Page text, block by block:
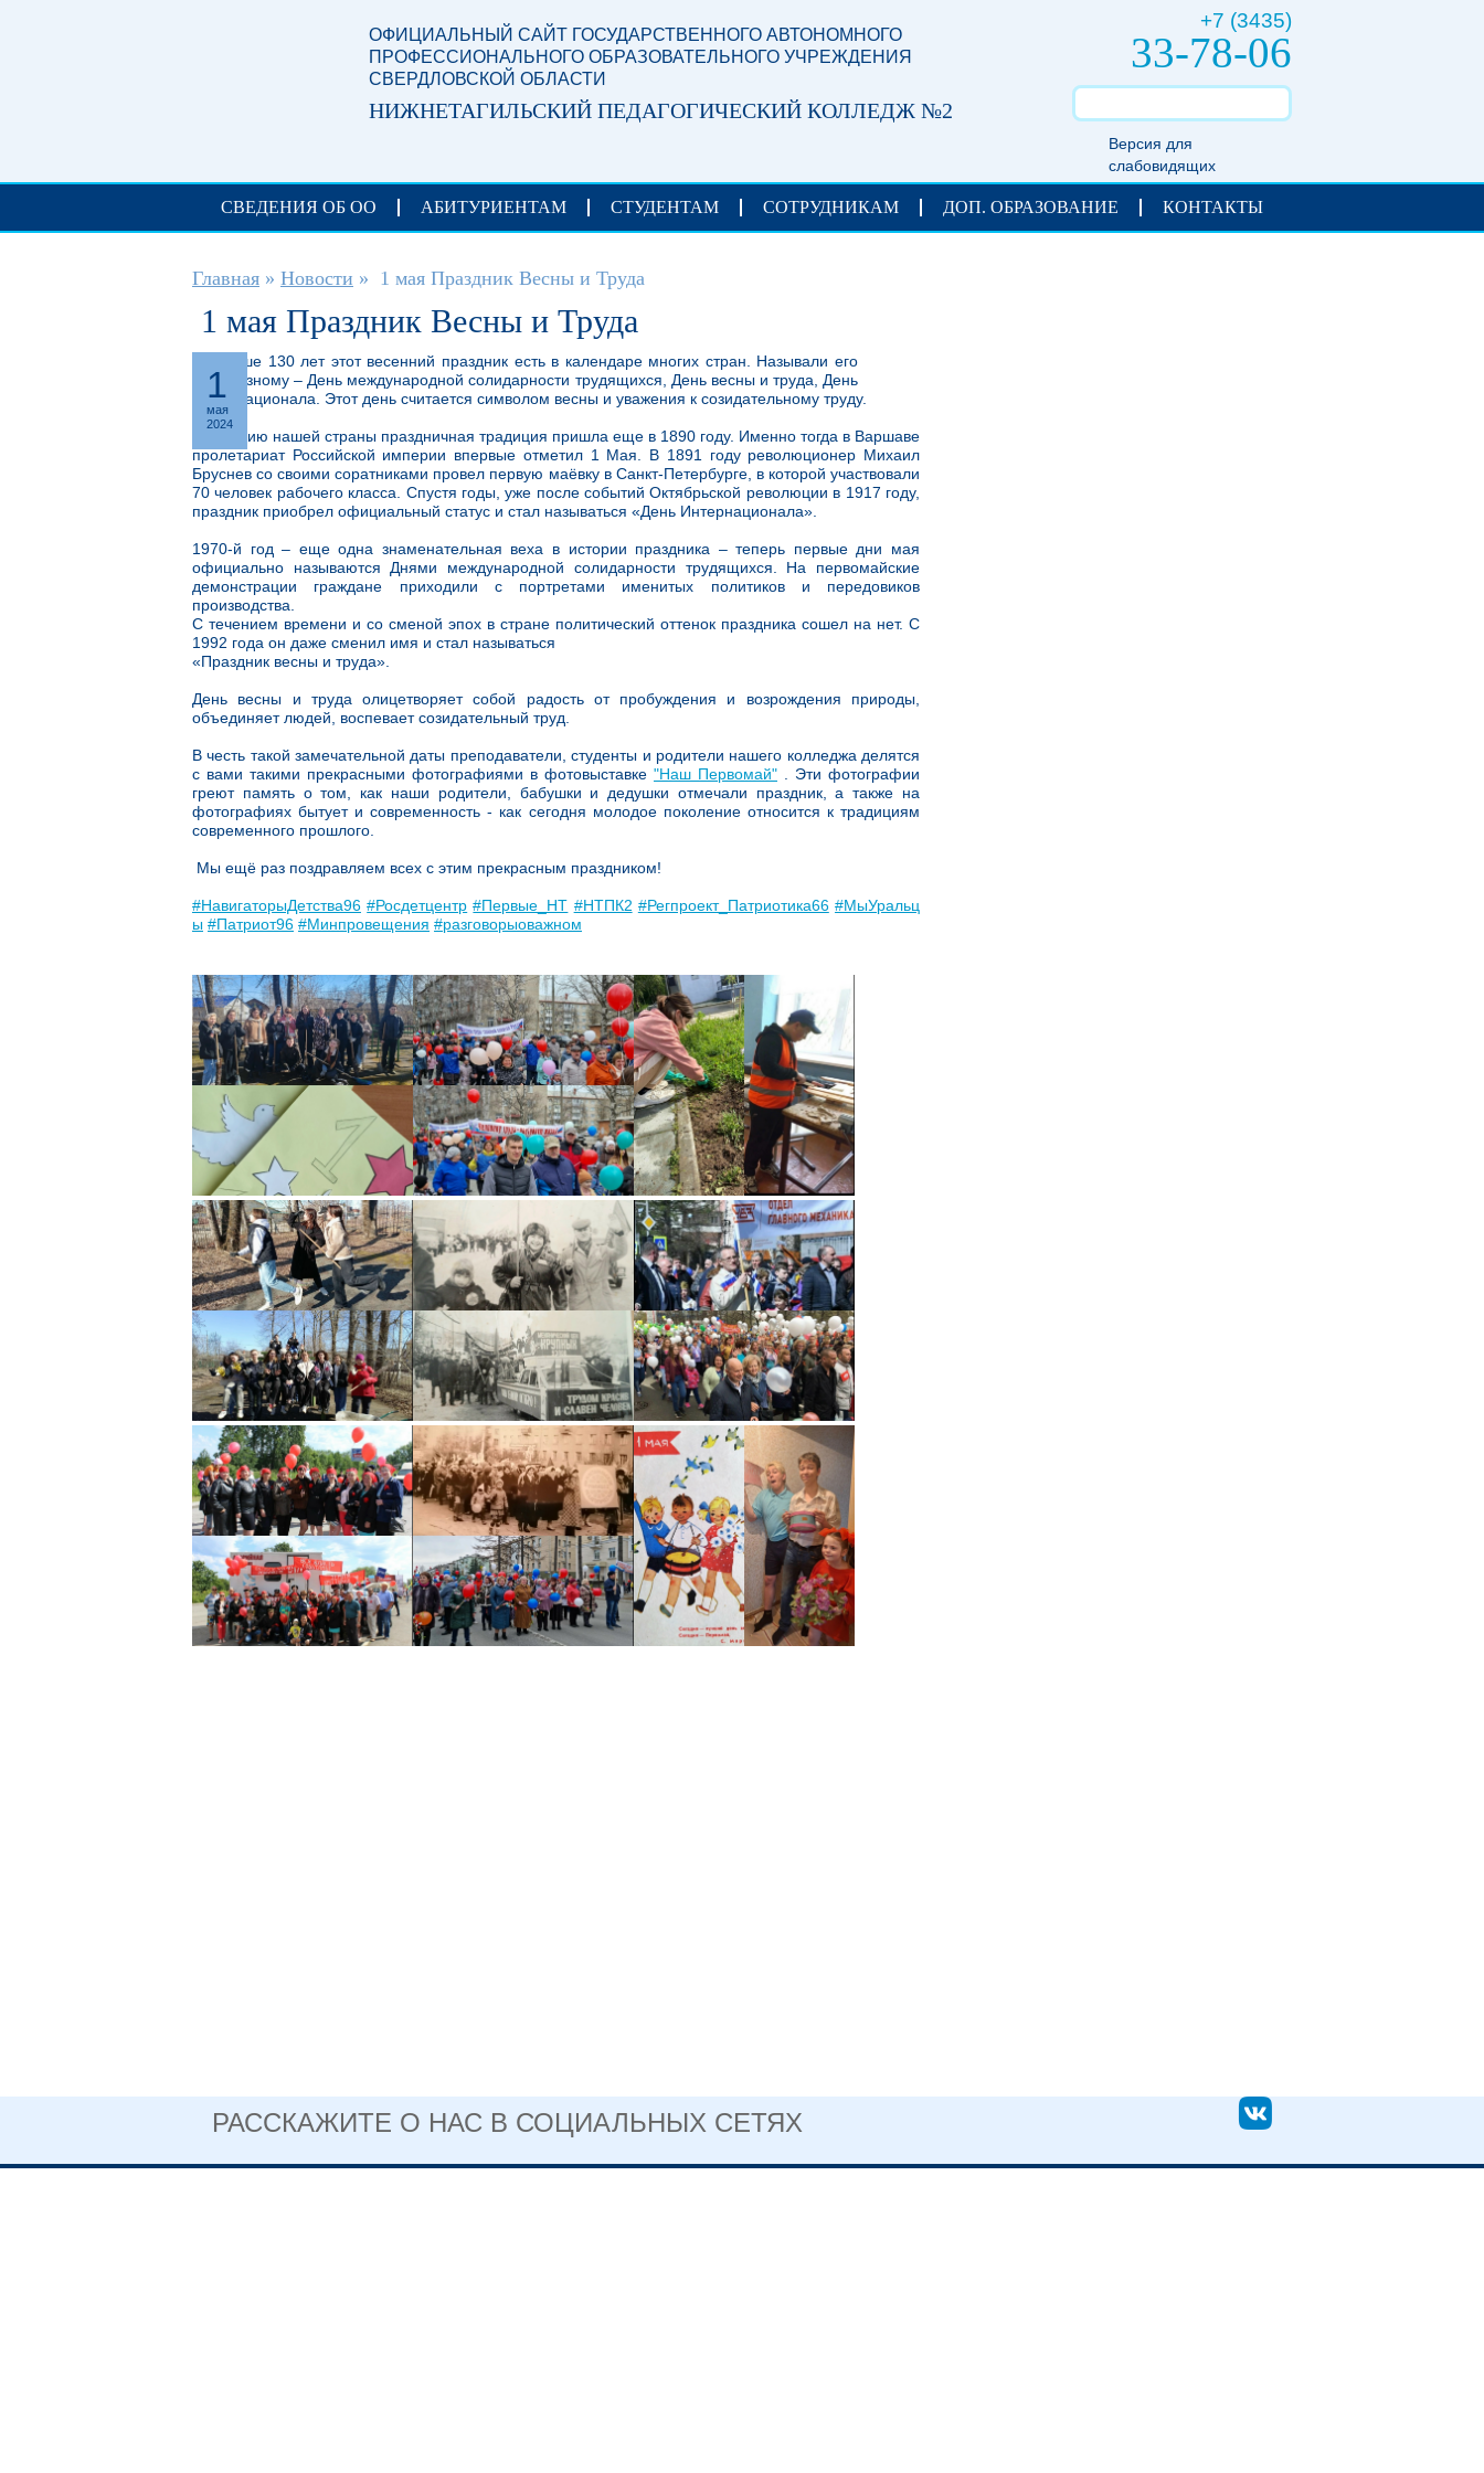
+7 (3435)
33-78-06
Версия для
слабовидящих
ОФИЦИАЛЬНЫЙ САЙТ ГОСУДАРСТВЕННОГО АВТОНОМНОГО
ПРОФЕССИОНАЛЬНОГО ОБРАЗОВАТЕЛЬНОГО УЧРЕЖДЕНИЯ
СВЕРДЛОВСКОЙ ОБЛАСТИ
НИЖНЕТАГИЛЬСКИЙ ПЕДАГОГИЧЕСКИЙ КОЛЛЕДЖ №2
СВЕДЕНИЯ ОБ ОО АБИТУРИЕНТАМ СТУДЕНТАМ СОТРУДНИКАМ ДОП. ОБРАЗОВАНИЕ КОНТАКТЫ
Вы здесь
Главная » Новости » 1 мая Праздник Весны и Труда
1 мая Праздник Весны и Труда
1
мая
2024
Больше 130 лет этот весенний праздник есть в календаре многих стран. Называли его
по-разному – День международной солидарности трудящихся, День весны и труда, День
Интернационала. Этот день считается символом весны и уважения к созидательному труду.
В историю нашей страны праздничная традиция пришла еще в 1890 году. Именно тогда в Варшаве
пролетариат Российской империи впервые отметил 1 Мая. В 1891 году революционер Михаил
Бруснев со своими соратниками провел первую маёвку в Санкт-Петербурге, в которой участвовали
70 человек рабочего класса. Спустя годы, уже после событий Октябрьской революции в 1917 году,
праздник приобрел официальный статус и стал называться «День Интернационала».
1970-й год – еще одна знаменательная веха в истории праздника – теперь первые дни мая
официально называются Днями международной солидарности трудящихся. На первомайские
демонстрации граждане приходили с портретами именитых политиков и передовиков
производства.
С течением времени и со сменой эпох в стране политический оттенок праздника сошел на нет. С
1992 года он даже сменил имя и стал называться
«Праздник весны и труда».
День весны и труда олицетворяет собой радость от пробуждения и возрождения природы,
объединяет людей, воспевает созидательный труд.
В честь такой замечательной даты преподаватели, студенты и родители нашего колледжа делятся
с вами такими прекрасными фотографиями в фотовыставке "Наш Первомай" . Эти фотографии
греют память о том, как наши родители, бабушки и дедушки отмечали праздник, а также на
фотографиях бытует и современность - как сегодня молодое поколение относится к традициям
современного прошлого.
Мы ещё раз поздравляем всех с этим прекрасным праздником!
#НавигаторыДетства96 #Росдетцентр #Первые_НТ #НТПК2 #Регпроект_Патриотика66 #МыУральц
ы #Патриот96 #Минпровещения #разговорыоважном
РАССКАЖИТЕ О НАС В СОЦИАЛЬНЫХ СЕТЯХ